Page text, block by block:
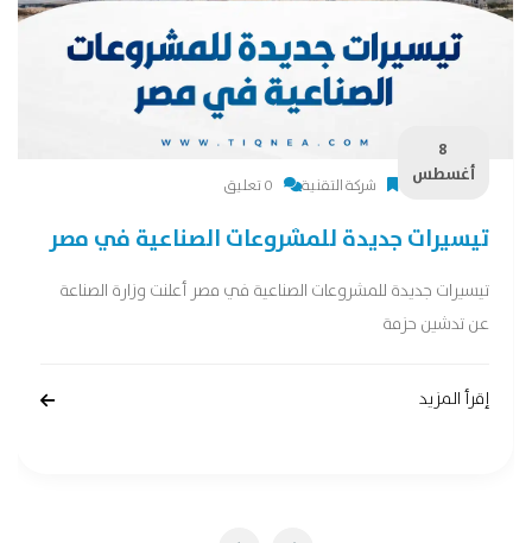
8
أغسطس
شركة التقنية 0 تعليق
تيسيرات جديدة للمشروعات الصناعية في مصر
تيسيرات جديدة للمشروعات الصناعية في مصر أعلنت وزارة الصناعة
عن تدشين حزمة
إقرأ المزيد